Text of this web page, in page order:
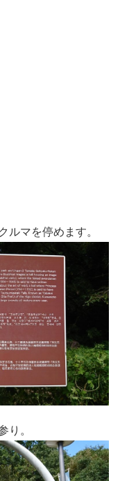
ルマを停めます。
り。